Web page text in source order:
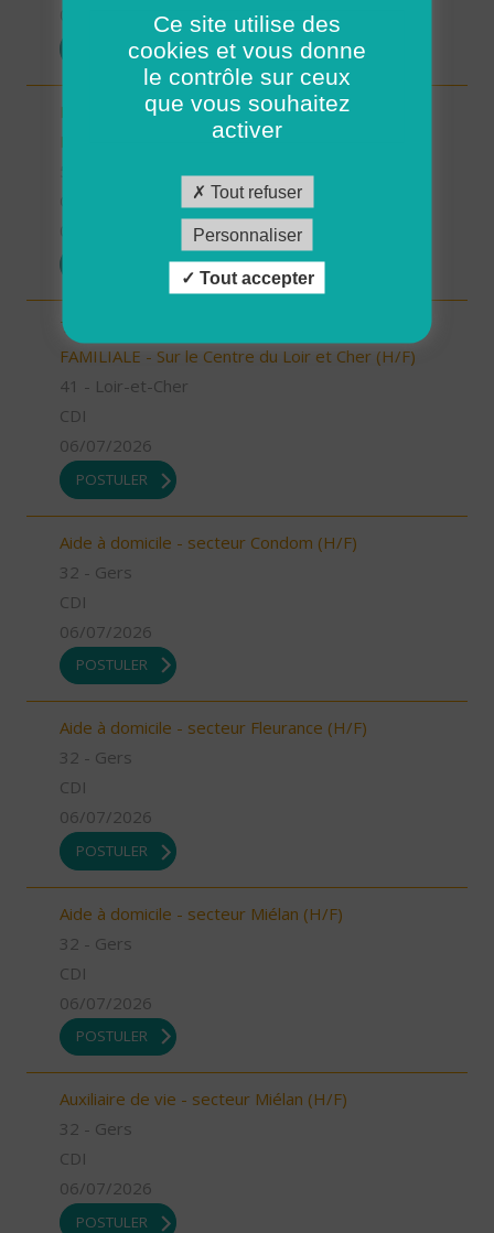
POSTULER
Responsable Secteur/ Accompagnant de
Proximité (H/F)
TECHNICIEN D’INTERVENTION SOCIALE ET
FAMILIALE - Sur le Centre du Loir et Cher (H/F)
41 - Loir-et-Cher
CDI
06/07/2026
POSTULER
Aide à domicile - secteur Condom (H/F)
32 - Gers
CDI
06/07/2026
POSTULER
Aide à domicile - secteur Fleurance (H/F)
32 - Gers
CDI
06/07/2026
POSTULER
Aide à domicile - secteur Miélan (H/F)
32 - Gers
CDI
06/07/2026
POSTULER
Auxiliaire de vie - secteur Miélan (H/F)
32 - Gers
CDI
06/07/2026
POSTULER
Ce site utilise des
cookies et vous donne
le contrôle sur ceux
que vous souhaitez
activer
Tout refuser
Personnaliser
Tout accepter